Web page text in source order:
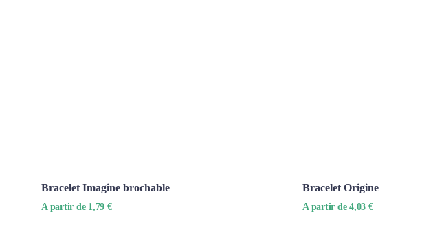
Bracelet Imagine brochable
A partir de 1,79 €
Bracelet Origine
A partir de 4,03 €